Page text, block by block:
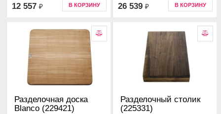
12 557 ₽ В КОРЗИНУ 26 539 ₽ В КОРЗИНУ
Разделочная доска
Blanco (229421)
Разделочный столик
(225331)